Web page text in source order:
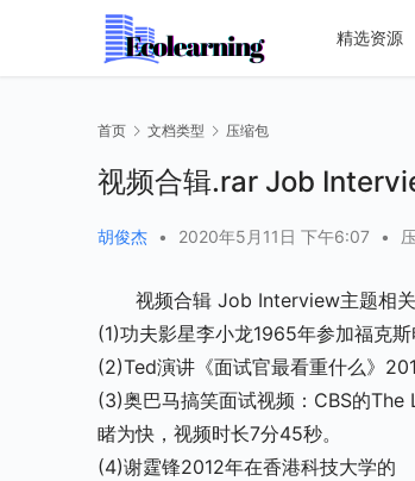
精选资源
首页 文档类型 压缩包
视频合辑.rar Job
胡俊杰 • 2020年5月11日 下午6:07 •
视频合辑 Job Interview主题相
(1)功夫影星李小龙1965年参加福克
(2)Ted演讲《面试官最看重什么》
(3)奥巴马搞笑面试视频：CBS的
睹为快，视频时长7分45秒。
(4)谢霆锋2012年在香港科技大学的